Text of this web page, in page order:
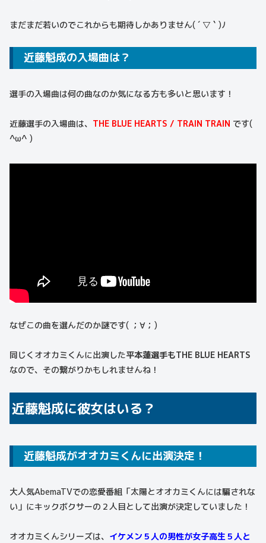
まだまだ若いのでこれからも期待しかありません( ´ ▽ ` )ﾉ
近藤魁成の入場曲は？
選手の入場曲は何の曲なのか気になる方も多いと思います！
近藤選手の入場曲は、 THE BLUE HEARTS / TRAIN TRAIN です(
^ω^ )
なぜこの曲を選んだのか謎です( ；∀；)
同じくオオカミくんに出演した平本蓮選手もTHE BLUE HEARTS
なので、その繋がりかもしれませんね！
近藤魁成に彼女はいる？
近藤魁成がオオカミくんに出演決定！
大人気AbemaTVでの恋愛番組「太陽とオオカミくんには騙されな
い」にキックボクサーの２人目として出演が決定していました！
オオカミくんシリーズは、 イケメン５人の男性が女子高生５人と